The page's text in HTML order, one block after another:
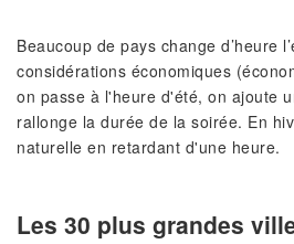
Beaucoup de pays change d’heure
considérations économiques
on passe à l'heure d'été, on ajoute
rallonge la durée de la soirée. En
naturelle en retardant d'une heure.
Les 30 plus grandes